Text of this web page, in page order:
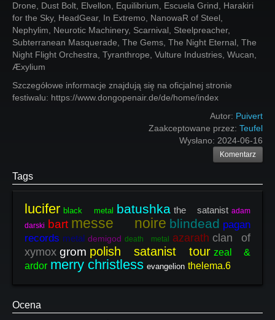
Drone, Dust Bolt, Elvellon, Equilibrium, Escuela Grind, Harakiri
for the Sky, HeadGear, In Extremo, NanowaR of Steel,
Nephylim, Neurotic Machinery, Scarnival, Steelpreacher,
Subterranean Masquerade, The Gems, The Night Eternal, The
Night Flight Orchestra, Tyranthrope, Vulture Industries, Wucan,
Æxylium
Szczegółowe informacje znajdują się na oficjalnej stronie
festiwalu: https://www.dongopenair.de/de/home/index
Autor: Puivert
Zaakceptowane przez: Teufel
Wysłano: 2024-06-16
Komentarz
Tags
lucifer black metal batushka the satanist adam
darski
bart messe noire blindead pagan
records metal demigod death metal azarath clan of
xymox grom polish satanist tour zeal &
ardor merry christless evangelion thelema.6
Ocena